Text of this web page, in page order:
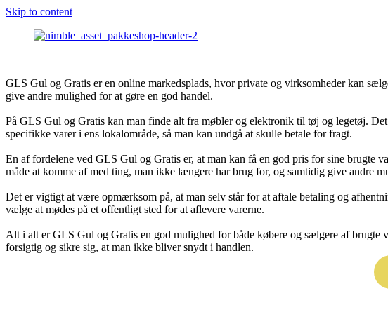
Skip to content
GLS Gul og Gratis er en online markedsplads, hvor private og virksomheder kan
give andre mulighed for at gøre en god handel.
På GLS Gul og Gratis kan man finde alt fra møbler og elektronik til tøj og legetøj.
specifikke varer i ens lokalområde, så man kan undgå at skulle betale for fragt.
En af fordelene ved GLS Gul og Gratis er, at man kan få en god pris for sine brugte
måde at komme af med ting, man ikke længere har brug for, og samtidig give andre
Det er vigtigt at være opmærksom på, at man selv står for at aftale betaling og
vælge at mødes på et offentligt sted for at aflevere varerne.
Alt i alt er GLS Gul og Gratis en god mulighed for både købere og sælgere af
forsigtig og sikre sig, at man ikke bliver snydt i handlen.